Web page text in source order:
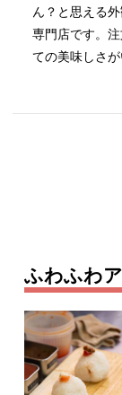
ん？と思える
専門店です。
ての美味しさが
ふわふわ